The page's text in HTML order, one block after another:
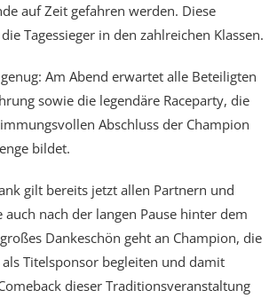
auf Zeit gefahren werden. Diese
Tagessieger in den zahlreichen Klassen.
Am Abend erwartet alle Beteiligten
sowie die legendäre Raceparty, die
Abschluss der Champion
bildet.
gilt bereits jetzt allen Partnern und
nach der langen Pause hinter dem
Dankeschön geht an Champion, die
Titelsponsor begleiten und damit
dieser Traditionsveranstaltung